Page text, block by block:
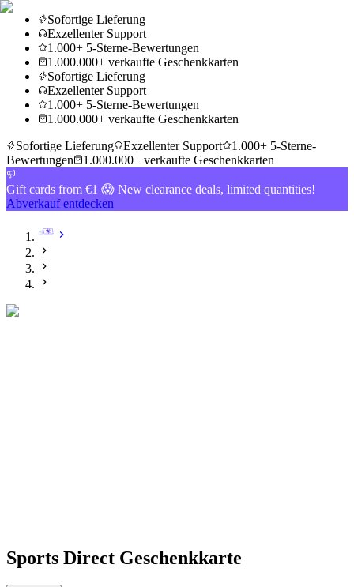
Sofortige Lieferung
Exzellenter Support
1.000+ 5-Sterne-Bewertungen
1.000.000+ verkaufte Geschenkkarten
Sofortige Lieferung
Exzellenter Support
1.000+ 5-Sterne-Bewertungen
1.000.000+ verkaufte Geschenkkarten
Sofortige Lieferung
Exzellenter Support
1.000+ 5-Sterne-
Bewertungen
1.000.000+ verkaufte Geschenkkarten
Gift cards from €1 😱 New clearance deals, limited quantities!
Abverkauf entdecken
Sports Direct Geschenkkarte